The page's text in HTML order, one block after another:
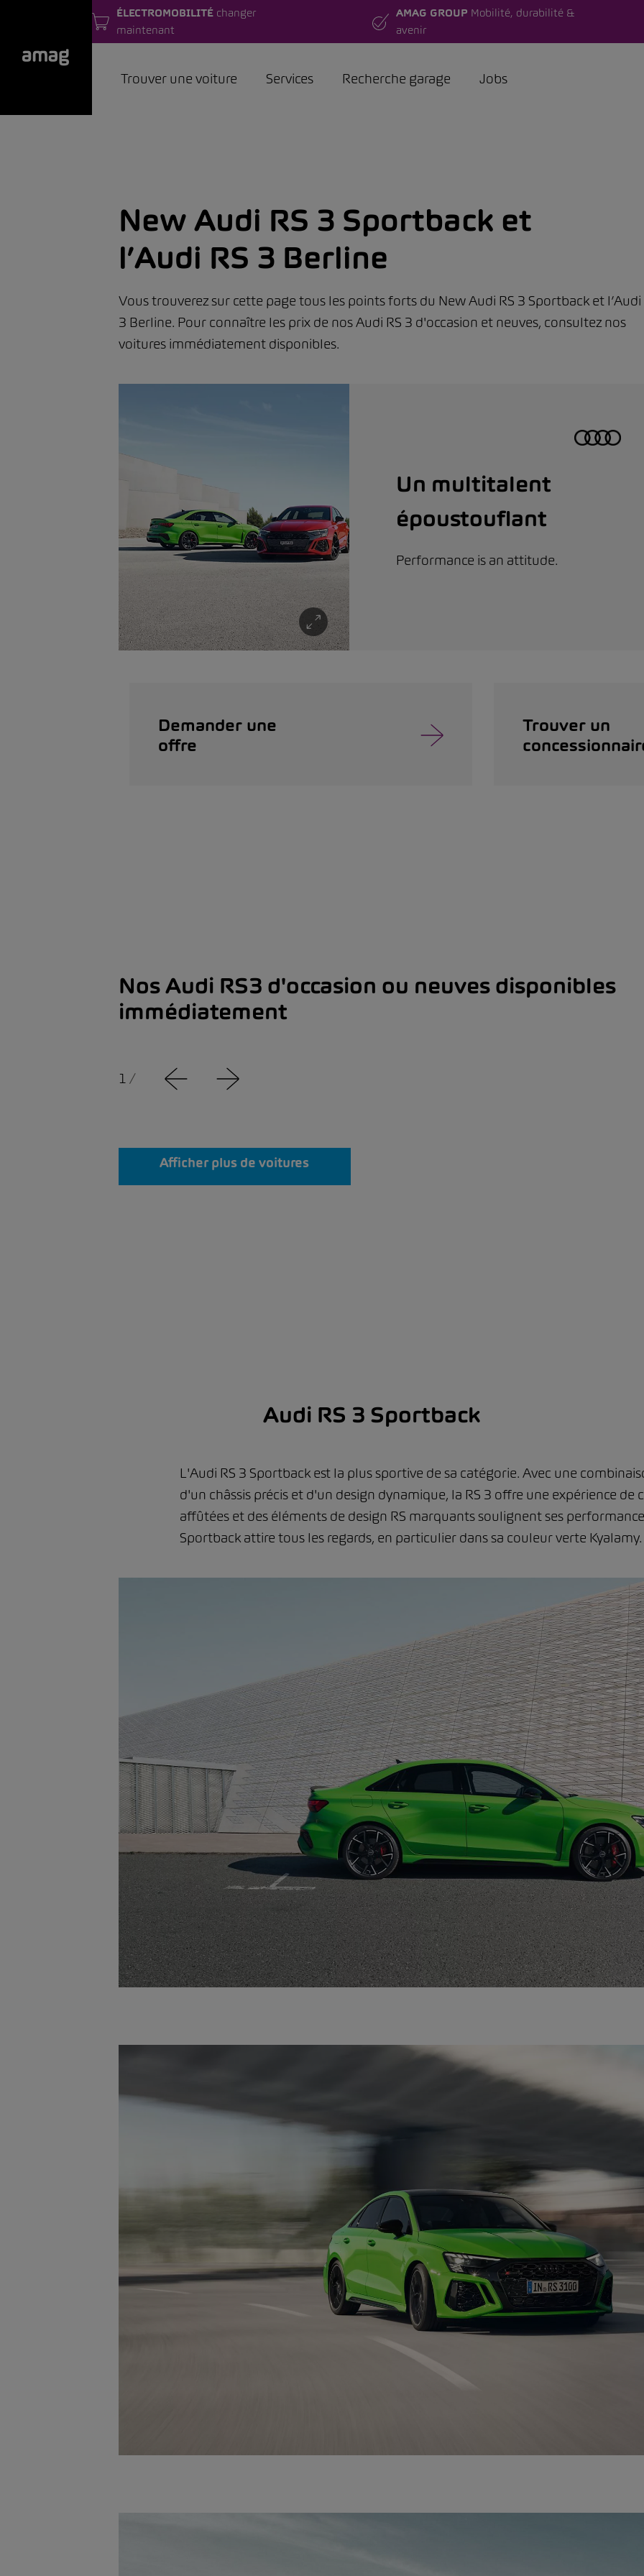
ÉLECTROMOBILITÉ changer
maintenant
AMAG GROUP Mobilité, durabilité &
avenir
Trouver une voiture Services Recherche garage Jobs
New Audi RS 3 Sportback et
l’Audi RS 3 Berline
Vous trouverez sur cette page tous les points forts du New Audi RS 3 Sportback et l’Audi
3 Berline. Pour connaître les prix de nos Audi RS 3 d'occasion et neuves, consultez nos
voitures immédiatement disponibles.
Un multitalent
époustouflant
Performance is an attitude.
Demander une
offre
Trouver un
Nos Audi RS3 d'occasion ou neuves disponibles
immédiatement
1 /
Afficher plus de voitures
Audi RS 3 Sportback
L'Audi RS 3 Sportback est la plus sportive de sa catégorie. Avec une
d'un châssis précis et d'un design dynamique, la RS 3 offre une expérience
affûtées et des éléments de design RS marquants soulignent ses
Sportback attire tous les regards, en particulier dans sa couleur verte Kyalamy.